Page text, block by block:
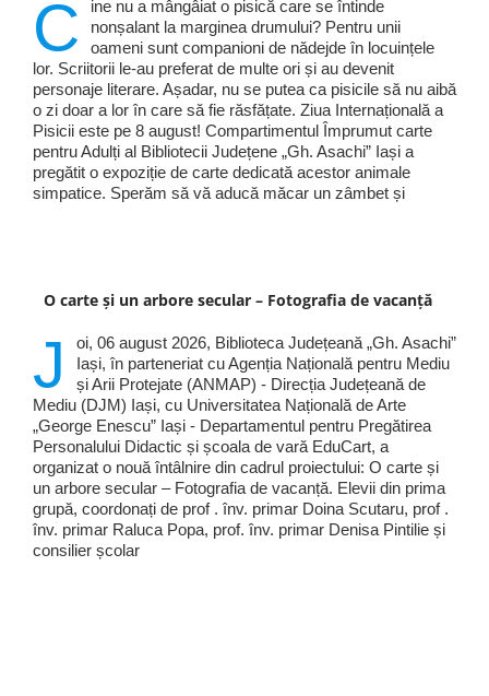
C
ine nu a mângâiat o pisică care se întinde
nonșalant la marginea drumului? Pentru unii
oameni sunt companioni de nădejde în locuințele
lor. Scriitorii le-au preferat de multe ori și au devenit
personaje literare. Așadar, nu se putea ca pisicile să nu aibă
o zi doar a lor în care să fie răsfățate. Ziua Internațională a
Pisicii este pe 8 august! Compartimentul Împrumut carte
pentru Adulți al Bibliotecii Județene „Gh. Asachi” Iași a
pregătit o expoziție de carte dedicată acestor animale
simpatice. Sperăm să vă aducă măcar un zâmbet și
O carte și un arbore secular – Fotografia de vacanță
J
oi, 06 august 2026, Biblioteca Județeană „Gh. Asachi”
Iași, în parteneriat cu Agenția Națională pentru Mediu
și Arii Protejate (ANMAP) - Direcția Județeană de
Mediu (DJM) Iași, cu Universitatea Națională de Arte
„George Enescu” Iași - Departamentul pentru Pregătirea
Personalului Didactic și școala de vară EduCart, a
organizat o nouă întâlnire din cadrul proiectului: O carte și
un arbore secular – Fotografia de vacanță. Elevii din prima
grupă, coordonați de prof . înv. primar Doina Scutaru, prof .
înv. primar Raluca Popa, prof. înv. primar Denisa Pintilie și
consilier școlar